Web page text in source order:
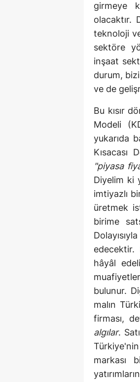
girmeye
olacaktır.
teknoloji
sektöre
inşaat
durum,
ve de
Bu kısır
Modeli
yukarıda
Kısacası
"piyasa
Diyelim ki
imtiyazlı
üretmek
birime
edecektir.
hâyâl
bulunur.
malın
firması,
algılar.
Türkiye'nin
markası